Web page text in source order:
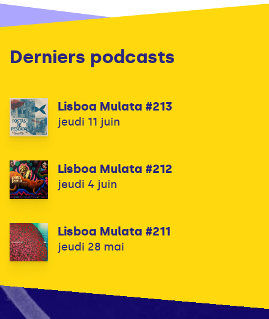
Derniers podcasts
Lisboa Mulata #213
jeudi 11 juin
Lisboa Mulata #212
jeudi 4 juin
Lisboa Mulata #211
jeudi 28 mai